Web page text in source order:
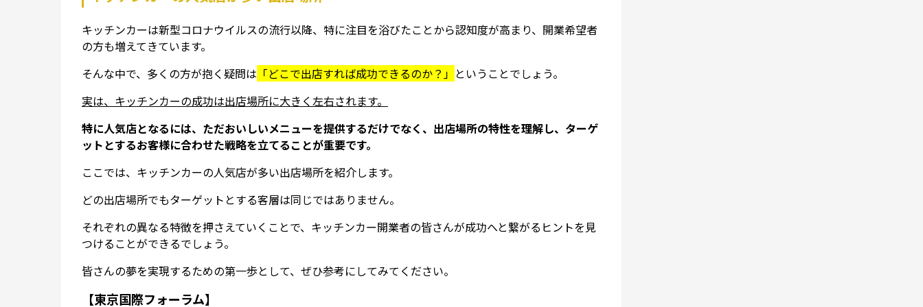
キッチンカーは新型コロナウイルスの流行以降、特に注目を浴びたことから認知度が高まり、開業希望者
の方も増えてきています。
そんな中で、多くの方が抱く疑問は 「どこで出店すれば成功できるのか？」 ということでしょう。
実は、キッチンカーの成功は出店場所に大きく左右されます。
特に人気店となるには、ただおいしいメニューを提供するだけでなく、出店場所の特性を理解し、ターゲ
ットとするお客様に合わせた戦略を立てることが重要です。
ここでは、キッチンカーの人気店が多い出店場所を紹介します。
どの出店場所でもターゲットとする客層は同じではありません。
それぞれの異なる特徴を押さえていくことで、キッチンカー開業者の皆さんが成功へと繋がるヒントを見
つけることができるでしょう。
皆さんの夢を実現するための第一歩として、ぜひ参考にしてみてください。
【東京国際フォーラム】